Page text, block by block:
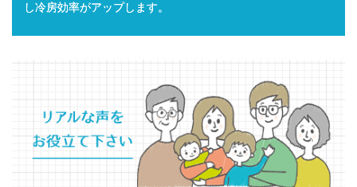
し冷房効率がアップします。